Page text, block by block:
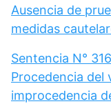
Ausencia de
medidas
Sentencia N°
Procedencia del
improcedencia